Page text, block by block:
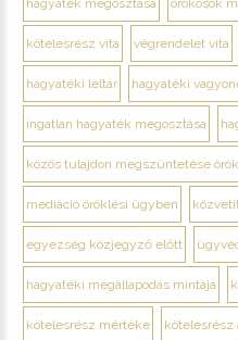
hagyaték megosztása örökösök
kötelesrész vita végrendelet vita
hagyatéki leltár hagyatéki
ingatlan hagyaték megosztása
közös tulajdon megszüntetése
mediáció öröklési ügyben
egyezség közjegyző előtt
hagyatéki megállapodás mintája
kötelesrész mértéke kötelesrész